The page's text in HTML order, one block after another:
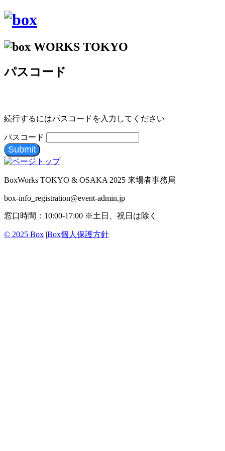
パスコード
続行するにはパスコードを入力してください
パスコード
Submit
BoxWorks TOKYO & OSAKA 2025 来場者事務局
box-info_registration@event-admin.jp
窓口時間：10:00-17:00 ※土日、祝日は除く
© 2025 Box |Box個人保護方針